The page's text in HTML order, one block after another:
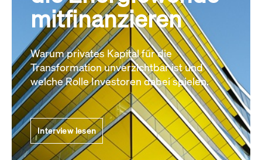
mitfinanzieren
Warum privates Kapital für die
Transformation unverzichtbar ist und
welche Rolle Investoren dabei spielen.
Interview lesen